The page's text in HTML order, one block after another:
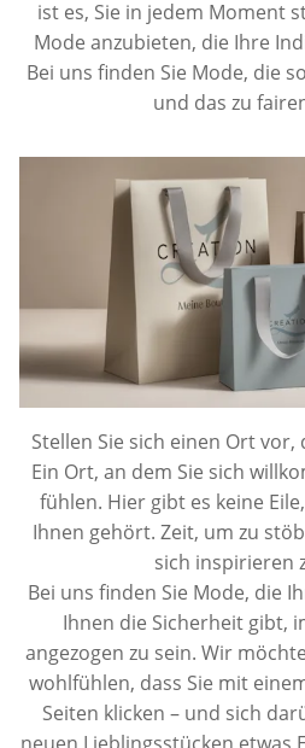
ist es, Sie in jedem Moment
Mode anzubieten, die Ihre
Bei uns finden Sie Mode, die
und das zu
Stellen Sie sich einen Ort
Ein Ort, an dem Sie sich
fühlen. Hier gibt es keine
Ihnen gehört. Zeit, um zu
sich inspirieren
Bei uns finden Sie Mode, die
Ihnen die Sicherheit gibt,
angezogen zu sein. Wir
wohlfühlen, dass Sie mit
Seiten klicken – und sich
neuen Lieblingsstücken etwas